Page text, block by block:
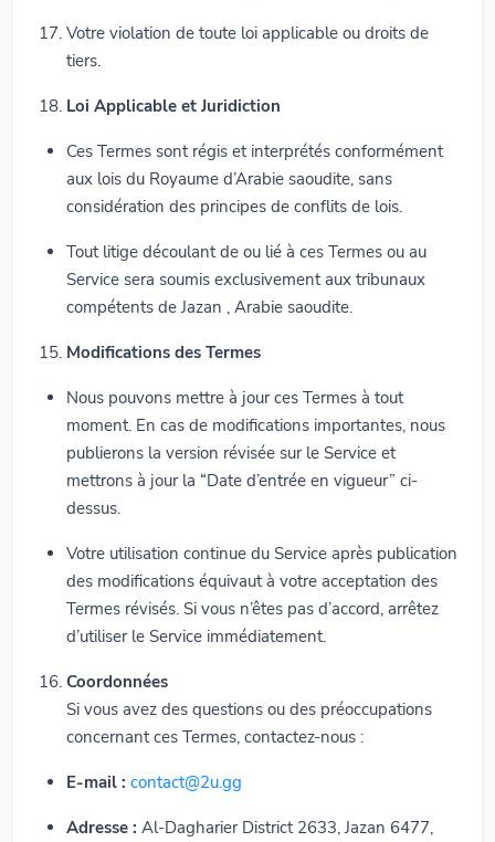
Votre violation de toute loi applicable ou droits de
tiers.
Loi Applicable et Juridiction
Ces Termes sont régis et interprétés conformément
aux lois du Royaume d’Arabie saoudite, sans
considération des principes de conflits de lois.
Tout litige découlant de ou lié à ces Termes ou au
Service sera soumis exclusivement aux tribunaux
compétents de Jazan , Arabie saoudite.
Modifications des Termes
Nous pouvons mettre à jour ces Termes à tout
moment. En cas de modifications importantes, nous
publierons la version révisée sur le Service et
mettrons à jour la “Date d’entrée en vigueur” ci-
dessus.
Votre utilisation continue du Service après publication
des modifications équivaut à votre acceptation des
Termes révisés. Si vous n’êtes pas d’accord, arrêtez
d’utiliser le Service immédiatement.
Coordonnées
Si vous avez des questions ou des préoccupations
concernant ces Termes, contactez-nous :
E-mail : contact@2u.gg
Adresse : Al-Dagharier District 2633, Jazan 6477,